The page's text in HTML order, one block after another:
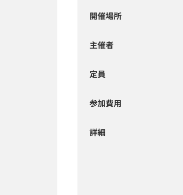
開催場所
主催者
定員
参加費用
詳細